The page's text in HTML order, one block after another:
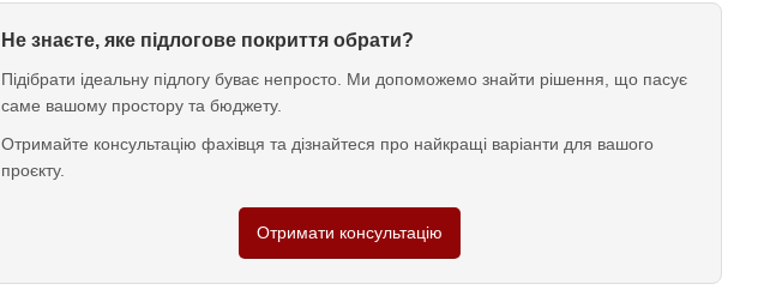
Не знаєте, яке підлогове покриття обрати?
Підібрати ідеальну підлогу буває непросто. Ми допоможемо знайти рішення, що пасує
саме вашому простору та бюджету.
Отримайте консультацію фахівця та дізнайтеся про найкращі варіанти для вашого
проєкту.
Отримати консультацію